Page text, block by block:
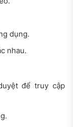
dụng.
nhau.
để truy cập